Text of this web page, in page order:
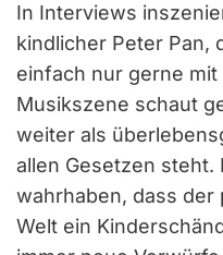
In Interviews
kindlicher Peter Pan,
einfach nur gerne
Musikszene schaut
weiter als
allen Gesetzen
wahrhaben, dass
Welt ein